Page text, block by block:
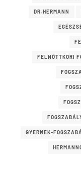
DR.HERMANN
FELNŐTTKORI
GYERMEK-